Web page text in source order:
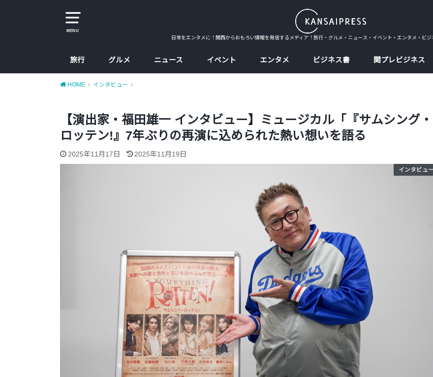
MENU
日常をエンタメに！関西からおもろい情報を発信するメディア！旅行・グルメ・ニュース・イベント・エンタメ・ビジ
旅行
大阪
京都
兵庫
奈良
グルメ
カレー
ラーメン
カフェ
たこ焼、お好み焼
大阪コスパ飯
ニュース イベント エンタメ ビジネス書 関プレビジネス
HOME インタビュー
【演出家・福田雄一 インタビュー】ミュージカル「『サムシング・
ロッテン!』7年ぶりの再演に込められた熱い想いを語る
2025年11月17日 2025年11月19日
インタビュー